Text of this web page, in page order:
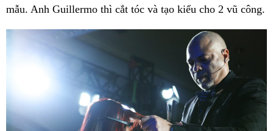
mẫu. Anh Guillermo thì cắt tóc và tạo kiểu cho 2 vũ công.